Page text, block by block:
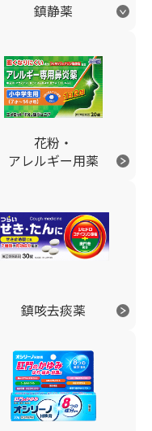
鎮静薬
花粉・
アレルギー用薬
鎮咳去痰薬